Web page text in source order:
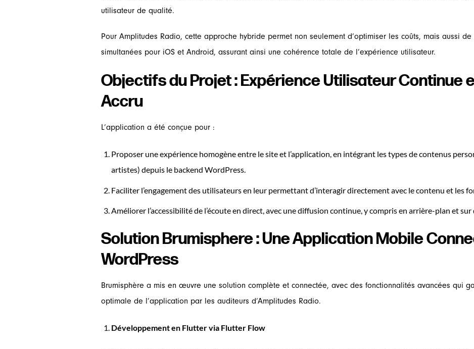
utilisateur de qualité.
Pour Amplitudes Radio, cette approche hybride permet non seulement d’optimiser les coûts, mais aussi
simultanées pour iOS et Android, assurant ainsi une cohérence totale de l’expérience utilisateur.
Objectifs du Projet : Expérience Utilisateur Continue
Accru
L’application a été conçue pour :
Proposer une expérience homogène entre le site et l’application, en intégrant les types de contenus
artistes) depuis le backend WordPress.
Faciliter l’engagement des utilisateurs en leur permettant d’interagir directement avec le contenu et les
Améliorer l’accessibilité de l’écoute en direct, avec une diffusion continue, y compris en arrière-plan et
Solution Brumisphere : Une Application Mobile
WordPress
Brumisphère a mis en œuvre une solution complète et connectée, avec des fonctionnalités avancées qui
optimale de l’application par les auditeurs d’Amplitudes Radio.
Développement en Flutter via Flutter Flow